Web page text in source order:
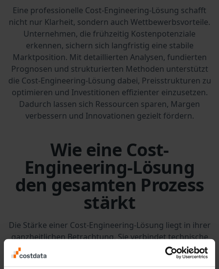
Eine professionelle Cost-Engineering-Lösung schafft
nicht nur Klarheit, sondern auch Wettbewerbsvorteile.
Unternehmen, die frühzeitig Kostenpotenziale
erkennen, sichern sich langfristig eine stabile
Marktposition. Mit detaillierten Analysen, fundierten
Prognosen und strukturierten Methoden unterstützt
die Cost-Engineering-Lösung dabei, Preisstrukturen zu
optimieren und Investitionen effizienter einzusetzen.
Dadurch lassen sich Ressourcen sparen, Margen
verbessern und Innovationen gezielt fördern.
Wie eine Cost-
Engineering-Lösung
den gesamten Prozess
stärkt
Die Stärke einer Cost-Engineering-Lösung liegt in ihrer
ganzheitlichen Betrachtung. Sie verbindet technische
Expertise mit betriebswirtschaftlichem Know-how und
schafft damit die Basis für fundierte Entscheidungen.